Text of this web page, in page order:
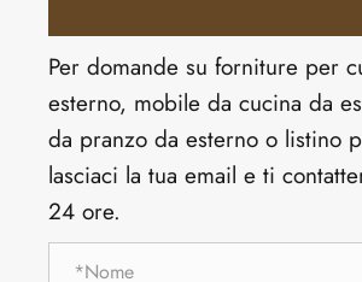
Per domande su forniture per
esterno, mobile da cucina da
da pranzo da esterno o listino
lasciaci la tua email e ti
24 ore.